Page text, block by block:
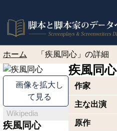
ホーム 「疾風同心」の詳細
画像を拡大し
て見る
Wikipedia
疾風同心
疾風同心
作家
主な出演
原作